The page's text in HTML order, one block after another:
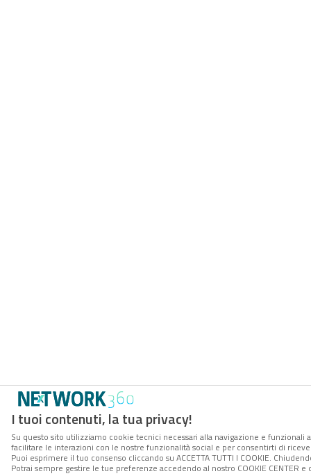
I tuoi contenuti, la tua privacy!
Su questo sito utilizziamo cookie tecnici necessari alla navigazione e
facilitare le interazioni con le nostre funzionalità social e per consentirti di
Puoi esprimere il tuo consenso cliccando su ACCETTA TUTTI I COOKIE.
Potrai sempre gestire le tue preferenze accedendo al nostro COOKIE